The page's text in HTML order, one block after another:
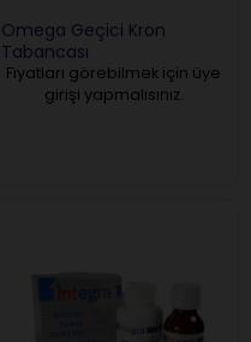
Omega Geçici Kron
Tabancası
Fiyatları görebilmek için üye
girişi yapmalısınız.